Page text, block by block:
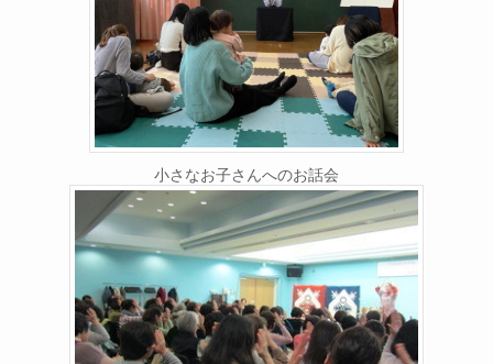
小さなお子さんへのお話会